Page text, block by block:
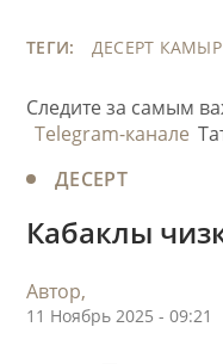
ТЕГИ: ДЕСЕРТ
Следите за самым
Telegram-канале
ДЕСЕРТ
Кабаклы
Автор,
11 Ноябрь 2025 - 09:21